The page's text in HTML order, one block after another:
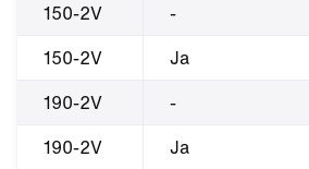
150-2V
-
150-2V
Ja
190-2V
-
190-2V
Ja